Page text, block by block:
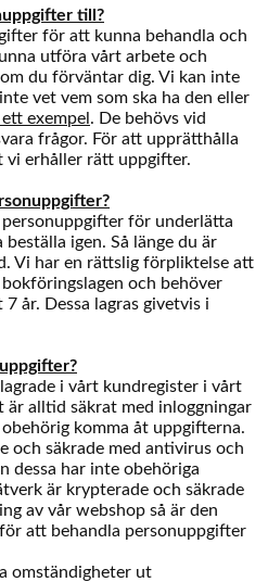
till?
för att kunna behandla och
utföra vårt arbete och
du förväntar dig. Vi kan inte
vet vem som ska ha den eller
exempel . De behövs vid
frågor. För att upprätthålla
vi erhåller rätt uppgifter.
personuppgifter för underlätta
igen. Så länge du är
Vi har en rättslig förpliktelse att
och behöver
år. Dessa lagras givetvis i
i vårt kundregister i vårt
är alltid säkrat med inloggningar
komma åt uppgifterna.
och säkrade med antivirus och
dessa har inte obehöriga
är krypterade och säkrade
av vår webshop så är den
att behandla personuppgifter
omständigheter ut